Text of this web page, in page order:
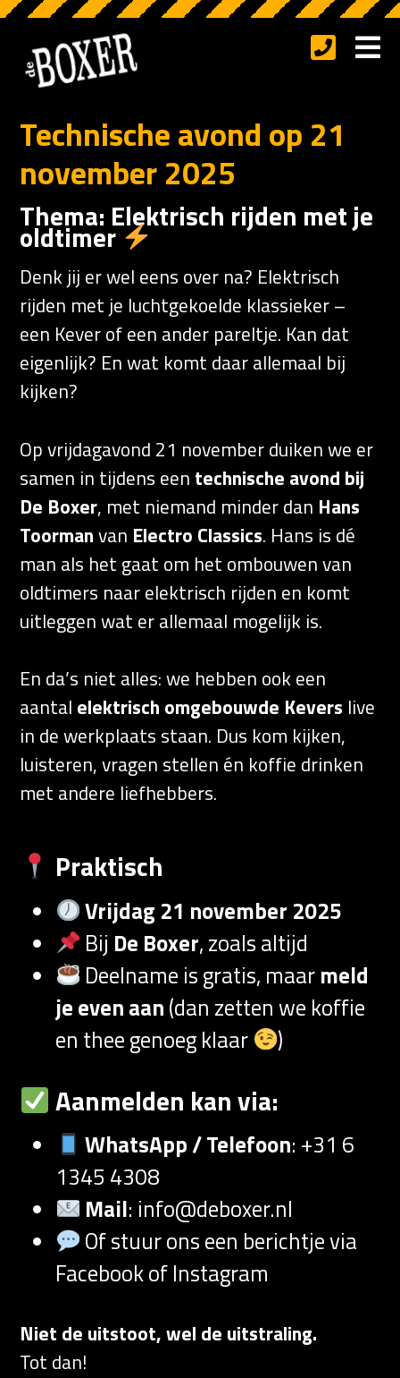
Technische avond op 21
november 2025
Thema: Elektrisch rijden met je
oldtimer
Denk jij er wel eens over na? Elektrisch
rijden met je luchtgekoelde klassieker –
een Kever of een ander pareltje. Kan dat
eigenlijk? En wat komt daar allemaal bij
kijken?
Op vrijdagavond 21 november duiken we er
samen in tijdens een technische avond bij
De Boxer, met niemand minder dan Hans
Toormanvan Electro Classics. Hans is dé
man als het gaat om het ombouwen van
oldtimers naar elektrisch rijden en komt
uitleggen wat er allemaal mogelijk is.
En da’s niet alles: we hebben ook een
aantal elektrisch omgebouwde Kevers live
in de werkplaats staan. Dus kom kijken,
luisteren, vragen stellen én koffie drinken
met andere liefhebbers.
Praktisch
Vrijdag 21 november 2025
Bij De Boxer, zoals altijd
Deelname is gratis, maarmeld
je even aan(dan zetten we koffie
en thee genoeg klaar
)
Aanmelden kan via:
WhatsApp / Telefoon: +31 6
1345 4308
Mail: info@deboxer.nl
Of stuur ons een berichtje via
Facebook of Instagram
Niet de uitstoot, wel de uitstraling.
Tot dan!